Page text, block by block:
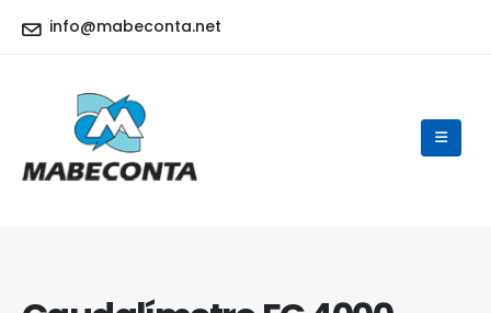
info@mabeconta.net